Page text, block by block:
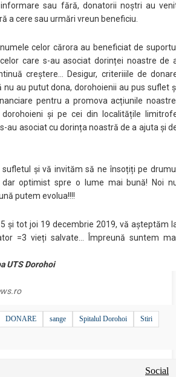
sau fără, donatorii noștri au
a cere sau urmări vreun beneficiu.
celor cărora au beneficiat de
care s-au asociat dorinței noastre de
creștere... Desigur, criteriiile de
nu au putut dona, dorohoienii au pus suflet
pentru a promova acțiunile
dorohoieni și pe cei din localitățile
au asociat cu dorința noastră de a ajuta și
și vă invităm să ne însoțiți pe
dar optimist spre o lume mai bună! Noi
putem evolua!!!!
5 și tot joi 19 decembrie 2019, vă așteptăm
=3 vieți salvate... Împreună suntem
UTS Dorohoi
DONARE sange Spitalul Dorohoi
Stiri
Social